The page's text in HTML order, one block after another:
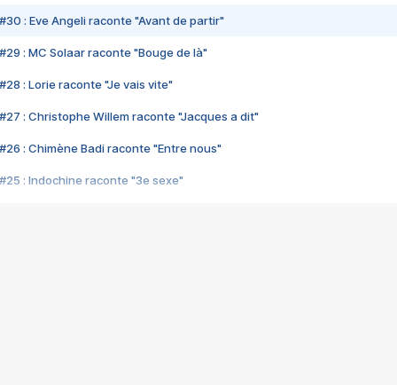
#30 : Eve Angeli raconte "Avant de partir"
#29 : MC Solaar raconte "Bouge de là"
#28 : Lorie raconte "Je vais vite"
#27 : Christophe Willem raconte "Jacques a dit"
#26 : Chimène Badi raconte "Entre nous"
#25 : Indochine raconte "3e sexe"